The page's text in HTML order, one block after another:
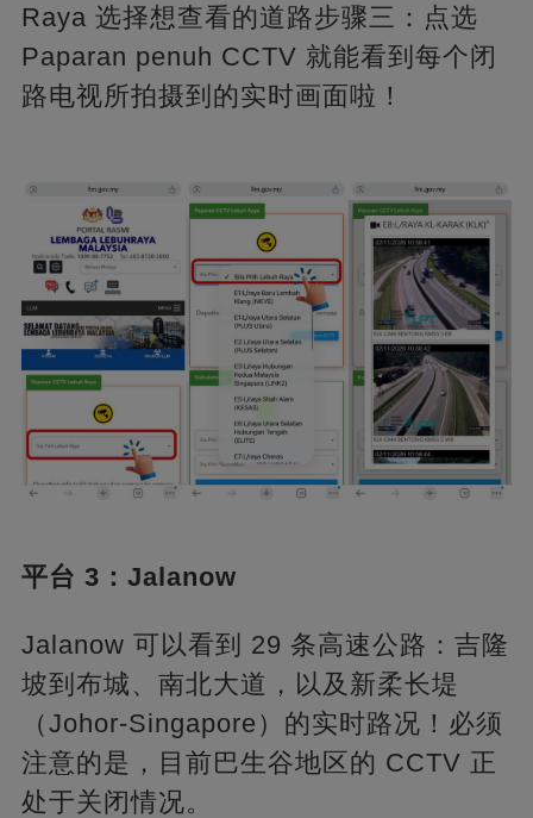
Raya 选择想查看的道路步骤三：点选
Paparan penuh CCTV 就能看到每个闭
路电视所拍摄到的实时画面啦！
平台 3：Jalanow
Jalanow 可以看到 29 条高速公路：吉隆
坡到布城、南北大道，以及新柔长堤
（Johor-Singapore）的实时路况！必须
注意的是，目前巴生谷地区的 CCTV 正
处于关闭情况。